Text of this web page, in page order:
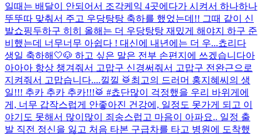
일때는 배달이 안되어서 조각케익 4곳에다가 시켜서 하나하나
뚜뚜따 맞춰서 주고 우당탕탕 축하를 했었는데!! 그때 같이 신
발쇼핑두하구 히히 올해는 더 우당탕탕 재밌게 해야지 하구 준
비했는데 너무너무 아쉽다 ! 대신에 내년에는 더 우...쵸리다
생일 축하해🤍🐶 하고 싶은 말은 전부 손편지에 쓰겠습니다아
아아아 항상 챙겨줘서 고맙구 신경써줘서 고맙구 전완근으로
지켜줘서 고맙습니다....낄낄 🥁최고의 드러머 홍지혜씨의 생
일!!! 추카 추카 추카!!!🥁 #쵸단많이 걱정했을 우리 바위게에
게, 너무 갑작스럽게 안좋아진 건강에, 일정도 못가게 되고 이
야기도 못해서 많이많이 죄송스럽고 마음이 아파요.. 일정 출
발 직전 정신을 잃고 처음 타본 구급차를 타고 병원에 도착했